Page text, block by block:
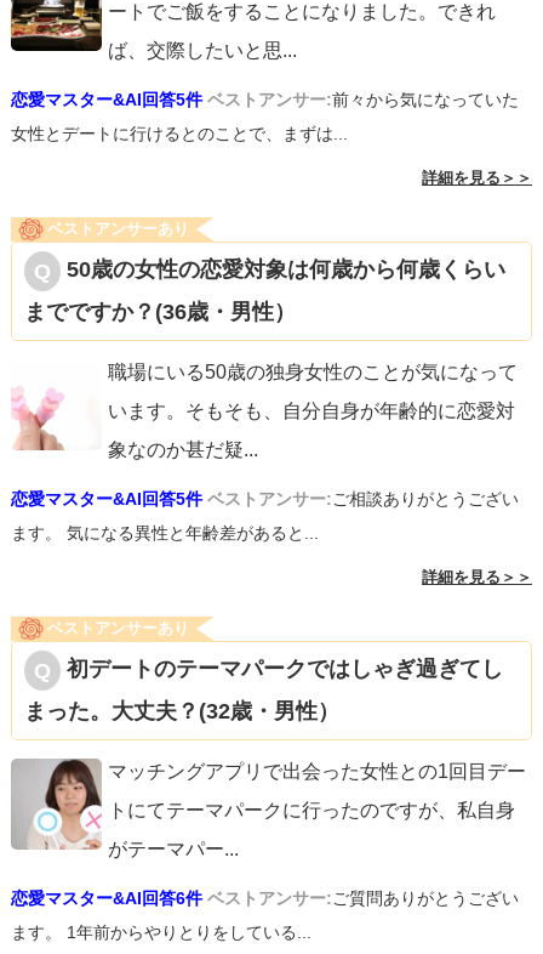
ートでご飯をすることになりました。できれ
ば、交際したいと思...
恋愛マスター&AI回答5件 ベストアンサー:前々から気になっていた
女性とデートに行けるとのことで、まずは...
詳細を見る＞＞
ベストアンサーあり
50歳の女性の恋愛対象は何歳から何歳くらい
までですか？(36歳・男性）
職場にいる50歳の独身女性のことが気になって
います。そもそも、自分自身が年齢的に恋愛対
象なのか甚だ疑...
恋愛マスター&AI回答5件 ベストアンサー:ご相談ありがとうござい
ます。 気になる異性と年齢差があると...
詳細を見る＞＞
ベストアンサーあり
初デートのテーマパークではしゃぎ過ぎてし
まった。大丈夫？(32歳・男性）
マッチングアプリで出会った女性との1回目デー
トにてテーマパークに行ったのですが、私自身
がテーマパー...
恋愛マスター&AI回答6件 ベストアンサー:ご質問ありがとうござい
ます。 1年前からやりとりをしている...